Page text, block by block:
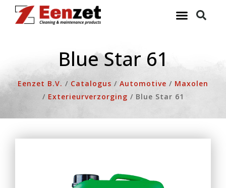
naar
Blue Star 61
Eenzet B.V. / Catalogus /Automotive / Maxolen
/ Exterieurverzorging / Blue Star 61